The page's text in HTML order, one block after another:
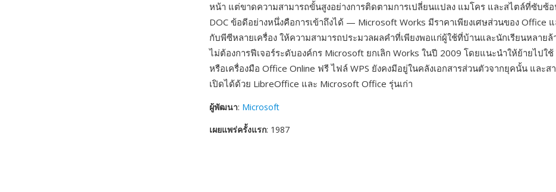
หน้า แต่ขาดความสามารถขั้นสูงอย่างการติดตามการเปลี่ยนแปลง แมโคร และสไตล์ที่ซับซ้
DOC ข้อดีอย่างหนึ่งคือการเข้าถึงได้ — Microsoft Works มีราคาเพียงเศษส่วนของ Office
กับพีซีหลายเครื่อง ให้ความสามารถประมวลผลคำที่เพียงพอแก่ผู้ใช้ที่บ้านและนักเรียนหลาย
ไม่ต้องการฟีเจอร์ระดับองค์กร Microsoft ยกเลิก Works ในปี 2009 โดยแนะนำให้ย้ายไปใช้
หรือเครื่องมือ Office Online ฟรี ไฟล์ WPS ยังคงมีอยู่ในคลังเอกสารส่วนตัวจากยุคนั้น และส
เปิดได้ด้วย LibreOffice และ Microsoft Office รุ่นเก่า
ผู้พัฒนา: Microsoft
เผยแพร่ครั้งแรก: 1987